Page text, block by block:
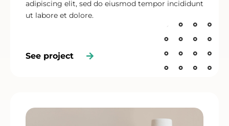
adipiscing elit, sed do eiusmod tempor incididunt
ut labore et dolore.
See project